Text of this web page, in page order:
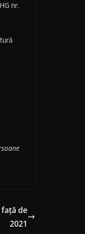
nr.
de
2021